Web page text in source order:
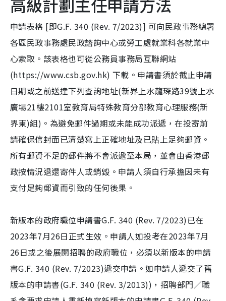
高級計劃主任申請方法
申請表格 [即G.F. 340 (Rev. 7/2023)] 可向民政事務總署
各區民政事務處民政諮詢中心或勞工處就業科各就業中
心索取。該表格也可從公務員事務局互聯網站
(https://www.csb.gov.hk) 下載。申請書須於截止申請
日期或之前送達下列查詢地址(新界上水龍琛路39號上水
廣場21樓2101室教育局特殊教育分部教育心理服務(新
界東)組)。為避免郵件過期或未能成功派遞，在投寄前
請確保信封面已清楚寫上正確地址及已貼上足夠郵資。
所有郵資不足的郵件將不會派遞至本局，並會由香港郵
政按情況退還寄件人或銷毀。申請人須自行承擔因未有
支付足夠郵資而引致的任何後果。
新版本的政府職位申請書G.F. 340 (Rev. 7/2023)已在
2023年7月26日正式生效。申請人如投考在2023年7月
26日或之後展開招聘的政府職位，必須以新版本的申請
書G.F. 340 (Rev. 7/2023)遞交申請。如申請人遞交了舊
版本的申請書(G.F. 340 (Rev. 3/2013))，招聘部門／職